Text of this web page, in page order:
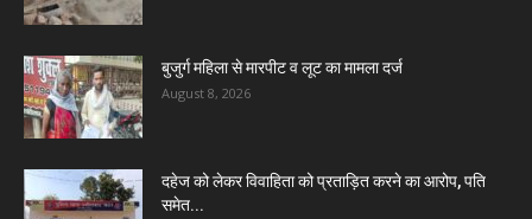
बुजुर्ग महिला से मारपीट व लूट का मामला दर्ज
August 8, 2026
दहेज को लेकर विवाहिता को प्रताड़ित करने का आरोप, पति
समेत...